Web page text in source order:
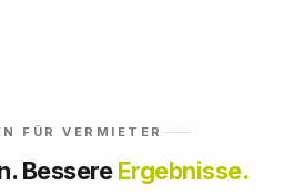
FÜR VERMIETER
BessereErgebnisse.